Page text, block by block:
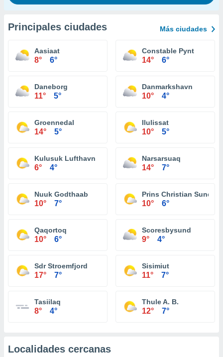
Principales ciudades Más ciudades
Aasiaat
8° 6°
Constable Pynt
14° 6°
Daneborg
11° 5°
Danmarkshavn
10° 4°
Groennedal
14° 5°
Ilulissat
10° 5°
Kulusuk Lufthavn
6° 4°
Narsarsuaq
14° 7°
Nuuk Godthaab
10° 7°
Prins Christian Sund
10° 6°
Qaqortoq
10° 6°
Scoresbysund
9° 4°
Sdr Stroemfjord
17° 7°
Sisimiut
11° 7°
Tasiilaq
8° 4°
Thule A. B.
12° 7°
Localidades cercanas